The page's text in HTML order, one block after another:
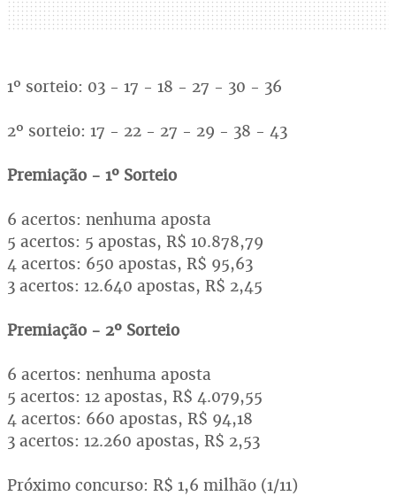
1º sorteio: 03 - 17 - 18 - 27 - 30 - 36
2º sorteio: 17 - 22 - 27 - 29 - 38 - 43
Premiação - 1º Sorteio
6 acertos: nenhuma aposta
5 acertos: 5 apostas, R$ 10.878,79
4 acertos: 650 apostas, R$ 95,63
3 acertos: 12.640 apostas, R$ 2,45
Premiação - 2º Sorteio
6 acertos: nenhuma aposta
5 acertos: 12 apostas, R$ 4.079,55
4 acertos: 660 apostas, R$ 94,18
3 acertos: 12.260 apostas, R$ 2,53
Próximo concurso: R$ 1,6 milhão (1/11)